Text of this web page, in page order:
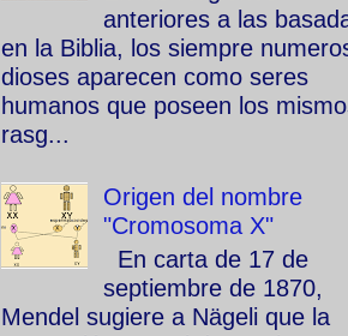
anteriores a las
en la Biblia, los siempre
dioses aparecen como seres
humanos que poseen los
rasg...
Origen del nombre
"Cromosoma X"
En carta de 17 de
septiembre de 1870,
Mendel sugiere a Nägeli que la